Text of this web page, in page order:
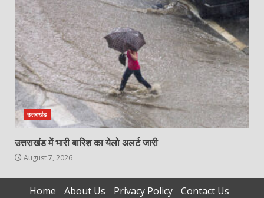
उत्तराखंड
उत्तराखंड में भारी बारिश का येलो अलर्ट जारी
August 7, 2026
Home About Us Privacy Policy Contact Us